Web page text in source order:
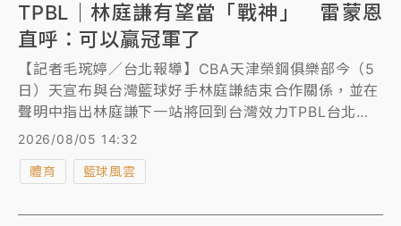
TPBL｜林庭謙有望當「戰神」 雷蒙恩
直呼：可以贏冠軍了
【記者毛琬婷／台北報導】CBA天津榮鋼俱樂部今（5
日）天宣布與台灣籃球好手林庭謙結束合作關係，並在
聲明中指出林庭謙下一站將回到台灣效力TPBL台北台
新戰神隊，對此，今天出席瓊斯盃記者會的戰神球員也
被問到此事。雷蒙恩笑著說：「超級開心、超級期待
的，覺得可以贏冠軍了。」
2026/08/05 14:32
體育 籃球風雲